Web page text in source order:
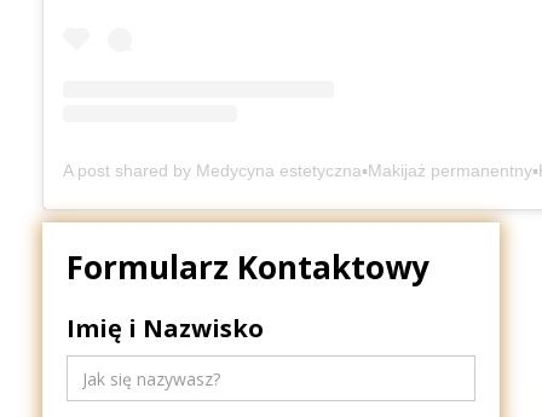
Formularz Kontaktowy
Imię i Nazwisko